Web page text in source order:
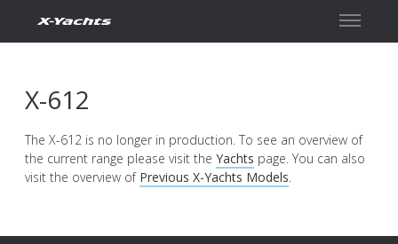
X-612
The X-612 is no longer in production. To see an overview of
the current range please visit the Yachts page. You can also
visit the overview of Previous X-Yachts Models.